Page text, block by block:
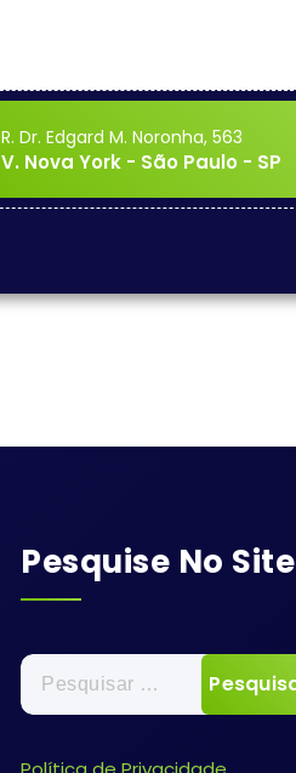
R. Dr. Edgard M. Noronha, 563
V. Nova York - São Paulo - SP
Pesquise No Site